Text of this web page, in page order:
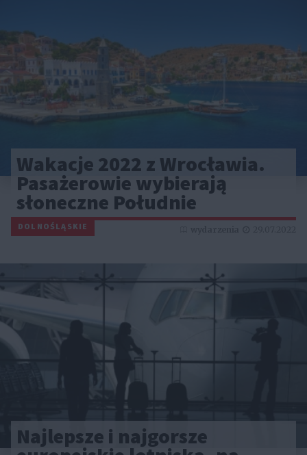
Wakacje 2022 z Wrocławia.
Pasażerowie wybierają
słoneczne Południe
DOLNOŚLĄSKIE
Najlepsze i najgorsze